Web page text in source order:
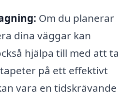
Om du planerar
dina väggar kan
hjälpa till med att ta
på ett effektivt
vara en tidskrävande